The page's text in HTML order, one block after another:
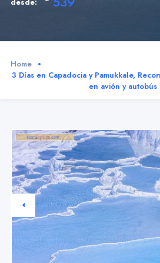
Home
3 Días en Capadocia y Pamukkale,
en avión y autobús